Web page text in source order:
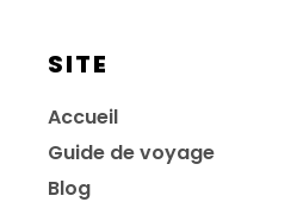
SITE
Accueil
Guide de voyage
Blog